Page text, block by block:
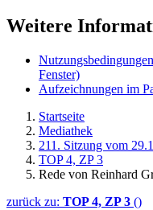
Weitere
Nutzungsbedingungen
Fenster)
Aufzeichnungen im
Startseite
Mediathek
211. Sitzung vom
TOP 4, ZP 3
Rede von Reinhard
zurück zu: TOP 4, ZP 3 ()